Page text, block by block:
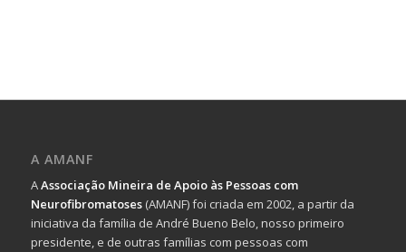
A AMANF
AAssociação Mineira de Apoio às Pessoas com
Neurofibromatoses(AMANF) foi criada em 2002, a partir da
iniciativa da família de André Bueno Belo, nosso primeiro
presidente, e de outras famílias com pessoas com